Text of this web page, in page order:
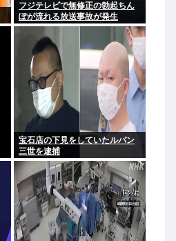
フジテレビで無修正の勃起ちん
ぽが流れる放送事故が発生
宝石店の下見をしていたルパン
三世を逮捕